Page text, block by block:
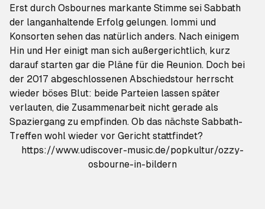
Erst durch Osbournes markante Stimme sei Sabbath
der langanhaltende Erfolg gelungen. Iommi und
Konsorten sehen das natürlich anders. Nach einigem
Hin und Her einigt man sich außergerichtlich, kurz
darauf starten gar die Pläne für die Reunion. Doch bei
der 2017 abgeschlossenen Abschiedstour herrscht
wieder böses Blut: beide Parteien lassen später
verlauten, die Zusammenarbeit nicht gerade als
Spaziergang zu empfinden. Ob das nächste Sabbath-
Treffen wohl wieder vor Gericht stattfindet?
https://www.udiscover-music.de/popkultur/ozzy-
osbourne-in-bildern